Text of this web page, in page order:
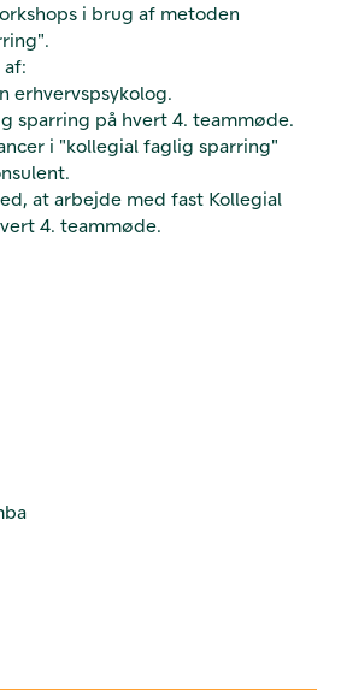
i brug af metoden
af:
erhvervspsykolog.
sparring på hvert 4. teammøde.
i "kollegial faglig sparring"
at arbejde med fast Kollegial
4. teammøde.